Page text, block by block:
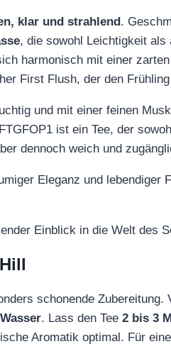
klar und strahlend.
, die sowohl Leichtigkeit als
harmonisch mit einer
First Flush, der den
und mit einer feinen
ist ein Tee, der
dennoch weich und
Eleganz und lebendiger
Einblick in die Welt des
schonende Zubereitung.
. Lass den Tee 2 bis 3
Aromatik optimal. Für